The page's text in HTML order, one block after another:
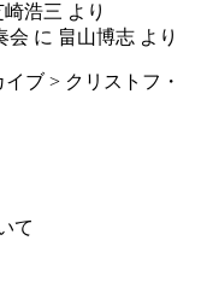
崎浩三 より
会 に 畠山博志 より
イブ > クリストフ・
て